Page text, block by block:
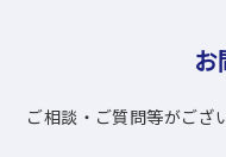
ご相談・ご質問等がござ